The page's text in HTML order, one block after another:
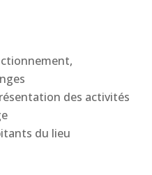
des activités
du lieu